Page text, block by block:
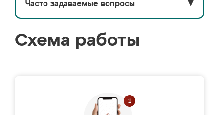
Часто задаваемые вопросы ▼
Схема работы